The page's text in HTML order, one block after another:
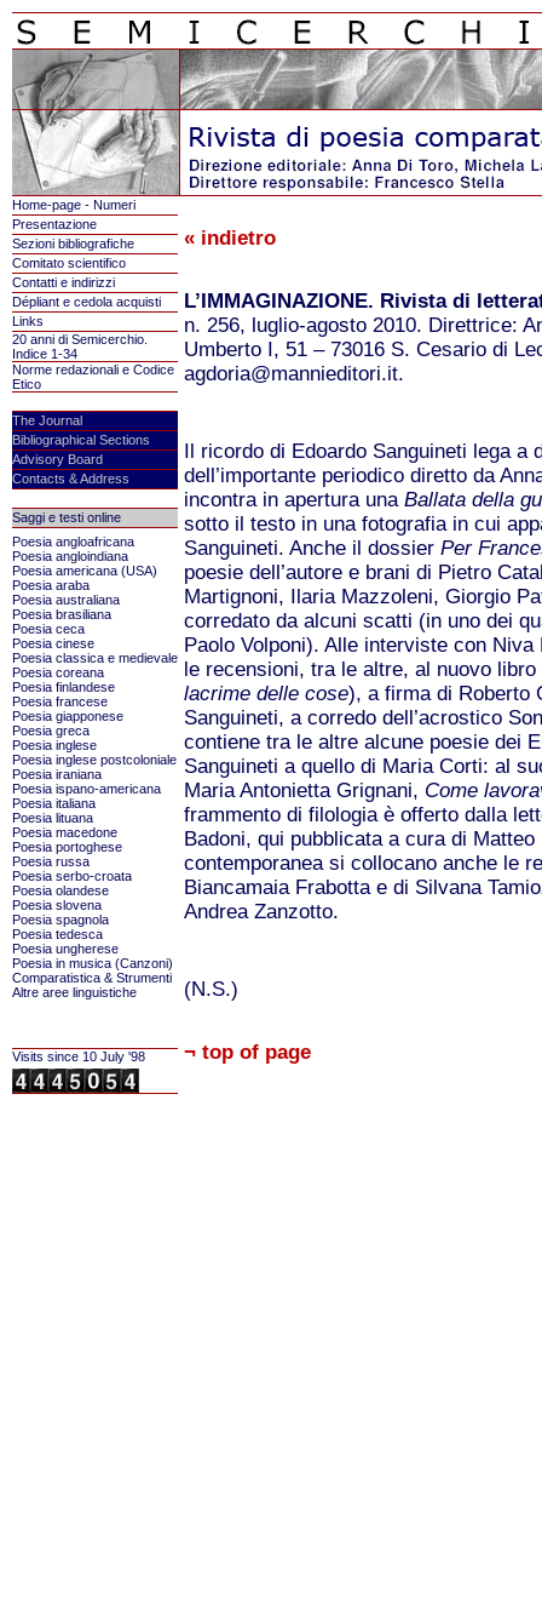
Home-page - Numeri
Presentazione
Sezioni bibliografiche
Comitato scientifico
Contatti e indirizzi
Dépliant e cedola acquisti
Links
20 anni di Semicerchio.
Indice 1-34
Norme redazionali e Codice
Etico
The Journal
Bibliographical Sections
Advisory Board
Contacts & Address
Saggi e testi online
Poesia angloafricana
Poesia angloindiana
Poesia americana (USA)
Poesia araba
Poesia australiana
Poesia brasiliana
Poesia ceca
Poesia cinese
Poesia classica e medievale
Poesia coreana
Poesia finlandese
Poesia francese
Poesia giapponese
Poesia greca
Poesia inglese
Poesia inglese postcoloniale
Poesia iraniana
Poesia ispano-americana
Poesia italiana
Poesia lituana
Poesia macedone
Poesia portoghese
Poesia russa
Poesia serbo-croata
Poesia olandese
Poesia slovena
Poesia spagnola
Poesia tedesca
Poesia ungherese
Poesia in musica (Canzoni)
Comparatistica & Strumenti
Altre aree linguistiche
Visits since 10 July '98
« indietro
L’IMMAGINAZIONE. Rivista di
n. 256, luglio-agosto 2010. Direttrice:
Umberto I, 51 – 73016 S. Cesario di
agdoria@mannieditori.it.
Il ricordo di Edoardo Sanguineti lega a
dell’importante periodico diretto da
incontra in apertura una Ballata della
sotto il testo in una fotografia in cui
Sanguineti. Anche il dossier Per
poesie dell’autore e brani di Pietro
Martignoni, Ilaria Mazzoleni, Giorgio
corredato da alcuni scatti (in uno dei
Paolo Volponi). Alle interviste con
le recensioni, tra le altre, al nuovo
lacrime delle cose), a firma di Roberto
Sanguineti, a corredo dell’acrostico
contiene tra le altre alcune poesie dei
Sanguineti a quello di Maria Corti: al
Maria Antonietta Grignani, Come
frammento di filologia è offerto dalla
Badoni, qui pubblicata a cura di
contemporanea si collocano anche le
Biancamaia Frabotta e di Silvana
Andrea Zanzotto.
(N.S.)
¬ top of page